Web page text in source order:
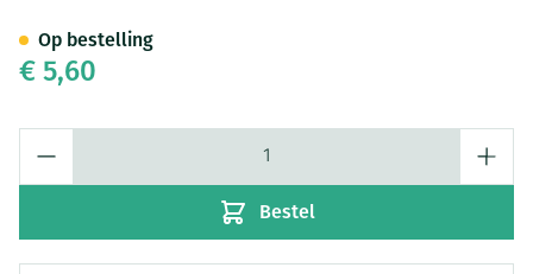
€ 5,60
Bestel
Op bestelling